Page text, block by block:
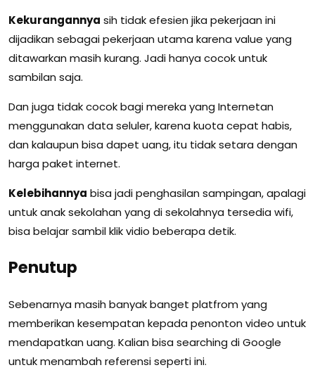
Kekurangannya sih tidak efesien jika pekerjaan ini
dijadikan sebagai pekerjaan utama karena value yang
ditawarkan masih kurang. Jadi hanya cocok untuk
sambilan saja.
Dan juga tidak cocok bagi mereka yang Internetan
menggunakan data seluler, karena kuota cepat habis,
dan kalaupun bisa dapet uang, itu tidak setara dengan
harga paket internet.
Kelebihannya bisa jadi penghasilan sampingan, apalagi
untuk anak sekolahan yang di sekolahnya tersedia wifi,
bisa belajar sambil klik vidio beberapa detik.
Penutup
Sebenarnya masih banyak banget platfrom yang
memberikan kesempatan kepada penonton video untuk
mendapatkan uang. Kalian bisa searching di Google
untuk menambah referensi seperti ini.